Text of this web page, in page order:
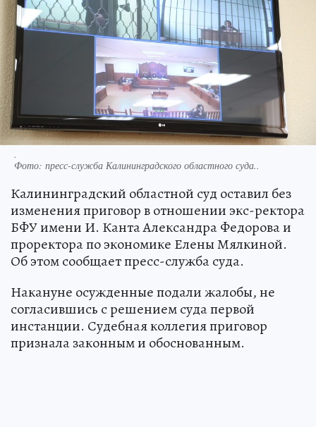
.
Фото: пресс-служба Калининградского областного суда..
Калининградский областной суд оставил без
изменения приговор в отношении экс-ректора
БФУ имени И. Канта Александра Федорова и
проректора по экономике Елены Мялкиной.
Об этом сообщает пресс-служба суда.
Накануне осужденные подали жалобы, не
согласившись с решением суда первой
инстанции. Судебная коллегия приговор
признала законным и обоснованным.